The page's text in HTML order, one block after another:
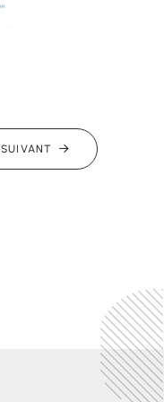
SUIVANT